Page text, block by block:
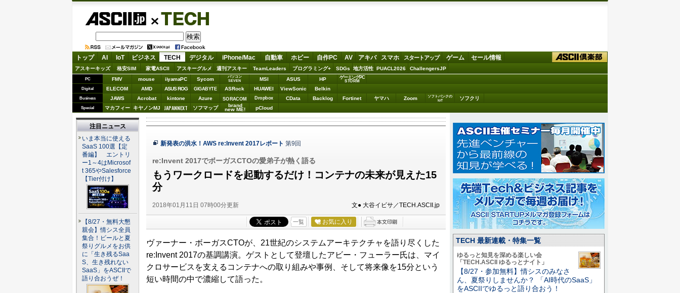
TECH
トップ AI IoT ビジネス TECH デジタル iPhone/Mac 自動車 ホビー 自作PC AV アキバ スマホ スタートアップ ゲーム セール情報
アスキーキッズ 格安SIM 家電ASCII アスキーグルメ 週刊アスキー TeamLeaders プログラミング+ SDGs 地方活性 PUACL2026 ChallengersJP
PC FMV mouse iiyamaPC Sycom
パソコン
SEVEN
MSI ASUS HP ゲーミングPC
STORM
Digital ELECOM AMD ASUS ROG GIGABYTE ASRock HUAWEI ViewSonic Belkin
Business JAWS Acrobat kintone Azure SORACOM Dropbox CData Backlog Fortinet ヤマハ Zoom
ソフトバンクの
IoT
ソフクリ
Special マカフィー キヤノンMJ JAPANNEXT ソフマップ brand
new ME! pCloud
新発表の洪水！AWS re:Invent 2017レポート 第9回
re:Invent 2017でボーガスCTOの愛弟子が熱く語る
もうワークロードを起動するだけ！コンテナの未来が見えた15
分
2018年01月11日 07時00分更新 文● 大谷イビサ／TECH.ASCII.jp
一覧 お気に入り
ヴァーナー・ボーガスCTOが、21世紀のシステムアーキテクチャを語り尽くした
re:Invent 2017の基調講演。ゲストとして登壇したアビー・フューラー氏は、マイ
クロサービスを支えるコンテナへの取り組みや事例、そして将来像を15分という
短い時間の中で濃縮して語った。
注目ニュース
いま本当に使える
SaaS 100選【定
番編】 エントリ
ー1～4はMicrosof
t 365やSalesforce
【Tier付け】
【8/27・無料大懇
親会】情シス全員
集合！ビールと夏
祭りグルメをお供
に「生き残るSaa
S、生き残れない
SaaS」をASCIIで
語り合おうぜ！
TECH 最新連載・特集一覧
ゆるっと知見を深める楽しい会
「TECH.ASCII ゆるっとナイト」
【8/27・参加無料】情シスのみなさ
ん、夏祭りしませんか？ 「AI時代のSaaS」
をASCIIでゆるっと語り合おう！